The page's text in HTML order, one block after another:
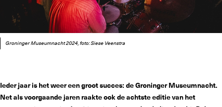
Groninger Museumnacht 2024, foto: Siese Veenstra
Ieder jaar is het weer een groot succes: de Groninger Museumnacht.
Net als voorgaande jaren raakte ook de achtste editie van het